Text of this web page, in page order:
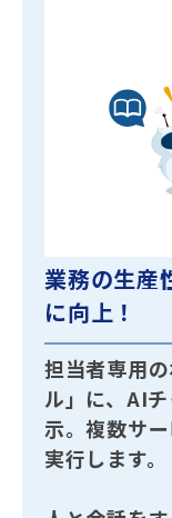
業務の生産
に向上！
担当者専用
ル」に、AI
示。複数サ
実行します。